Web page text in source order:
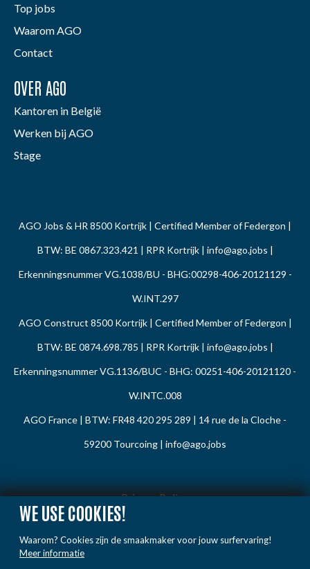
WE USE COOKIES!
Waarom? Cookies zijn de smaakmaker voor jouw surfervaring!
Meer informatie
Top jobs
Waarom AGO
Contact
OVER AGO
Kantoren in België
Werken bij AGO
Stage
AGO Jobs & HR 8500 Kortrijk | Certified Member of Federgon |
BTW: BE 0867.323.421 | RPR Kortrijk | info@ago.jobs |
Erkenningsnummer VG.1038/BU - BHG:00298-406-20121129 -
W.INT.297
AGO Construct 8500 Kortrijk | Certified Member of Federgon |
BTW: BE 0874.698.785 | RPR Kortrijk | info@ago.jobs |
Erkenningsnummer VG.1136/BUC - BHG: 00251-406-20121120 -
W.INTC.008
AGO France | BTW: FR48 420 295 289 | 14 rue de la Cloche -
59200 Tourcoing | info@ago.jobs
Privacy Policy
Cookie Policy
Gedragsregels